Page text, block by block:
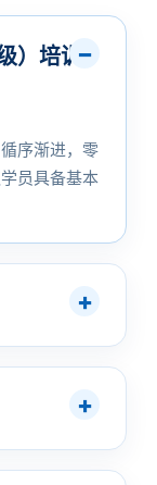
）培训
序渐进，零
员具备基本